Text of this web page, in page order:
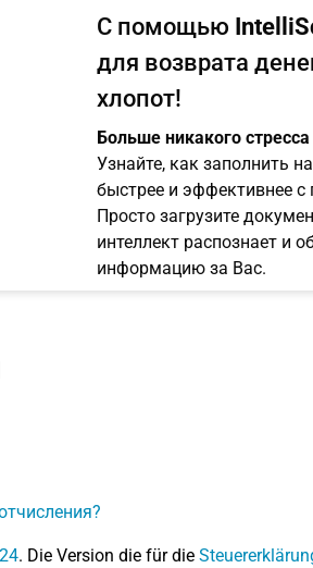
С помощью
для возврата
хлопот!
Больше никакого
Узнайте, как заполнить
быстрее и эффективнее
Просто загрузите
интеллект распознает и
информацию за Вас.
. Die Version die für die